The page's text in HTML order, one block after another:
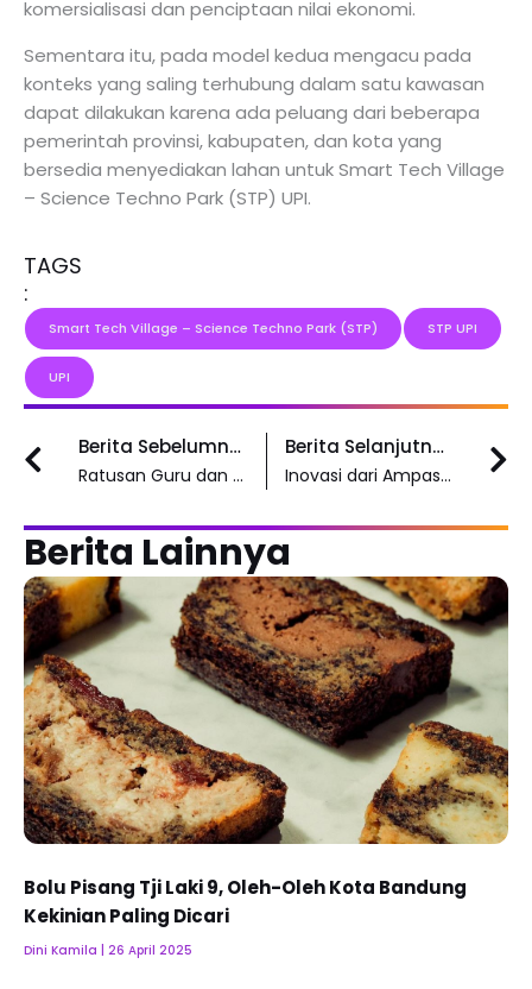
komersialisasi dan penciptaan nilai ekonomi.
Sementara itu, pada model kedua mengacu pada
konteks yang saling terhubung dalam satu kawasan
dapat dilakukan karena ada peluang dari beberapa
pemerintah provinsi, kabupaten, dan kota yang
bersedia menyediakan lahan untuk Smart Tech Village
– Science Techno Park (STP) UPI.
TAGS
:
Smart Tech Village – Science Techno Park (STP) STP UPI
UPI
Prev Berita Sebelumnya
Ratusan Guru dan Dosen Hadiri Konferensi Internasional Pendidikan di UPI
Berita Selanjutnya
Inovasi dari Ampas Kopi Ternyata Bisa Basmi Jentik Nyamuk
Berita Lainnya
Bolu Pisang Tji Laki 9, Oleh-Oleh Kota Bandung
Kekinian Paling Dicari
Dini Kamila 26 April 2025